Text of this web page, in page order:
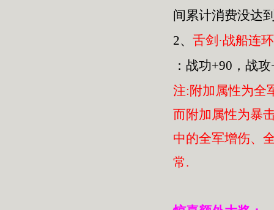
间累计消费没达
2、 舌剑·战船连环
：战功+90，战
注:附加属性为全
而附加属性为暴
中的全军增伤、
常.